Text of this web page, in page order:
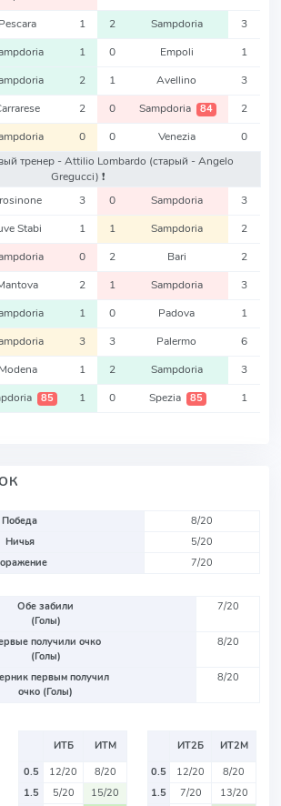
Pescara 1 2 Sampdoria 3
1 0 Empoli 1
2 1 Avellino 3
2 0 Sampdoria 84 2
0 0 Venezia
0
тренер - Attilio Lombardo (старый - Angelo
Gregucci) ❗️
3 0 Sampdoria 3
Stabi 1 1 Sampdoria 2
0 2 Bari 2
2 1 Sampdoria 3
1 0 Padova 1
3 3 Palermo 6
Modena 1 2 Sampdoria 3
85 1 0 Spezia 85 1
Победа
8/20
Ничья
5/20
7/20
Обе забили
(Голы)
7/20
получили очко
(Голы)
8/20
первым получил
очко (Голы)
8/20
ИТБ
ИТМ
0.5
12/20
8/20
1.5
5/20
15/20
ИТ2Б
ИТ2М
0.5
12/20
8/20
1.5
7/20
13/20